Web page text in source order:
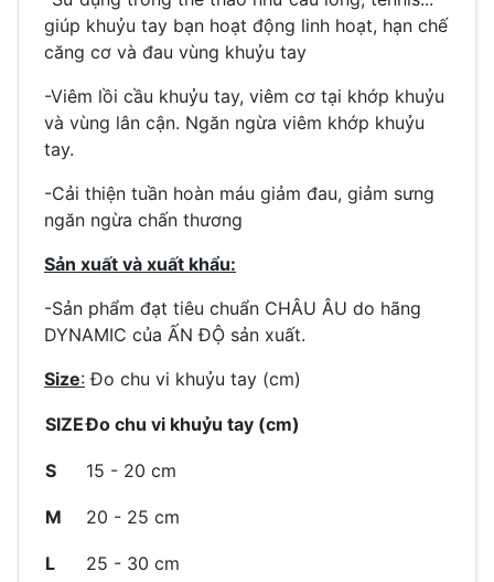
giúp khuỷu tay bạn hoạt động linh hoạt, hạn chế
căng cơ và đau vùng khuỷu tay
-Viêm lồi cầu khuỷu tay, viêm cơ tại khớp khuỷu
và vùng lân cận. Ngăn ngừa viêm khớp khuỷu
tay.
-Cải thiện tuần hoàn máu giảm đau, giảm sưng
ngăn ngừa chấn thương
Sản xuất và xuất khẩu:
-Sản phẩm đạt tiêu chuẩn CHÂU ÂU do hãng
DYNAMIC của ẤN ĐỘ sản xuất.
Size: Đo chu vi khuỷu tay (cm)
SIZEĐo chu vi khuỷu tay (cm)
S 15 - 20 cm
M 20 - 25 cm
L 25 - 30 cm